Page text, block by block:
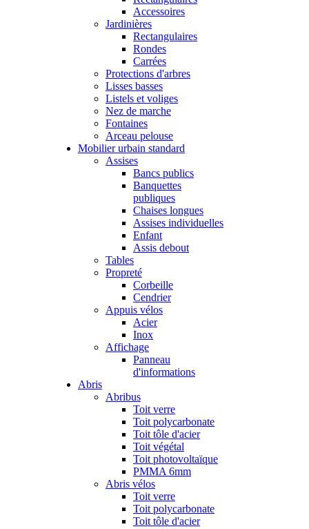
Accessoires
Jardinières
Rectangulaires
Rondes
Carrées
Protections d'arbres
Lisses basses
Listels et voliges
Nez de marche
Fontaines
Arceau pelouse
Mobilier urbain standard
Assises
Bancs publics
Banquettes
publiques
Chaises longues
Assises individuelles
Enfant
Assis debout
Tables
Propreté
Corbeille
Cendrier
Appuis vélos
Acier
Inox
Affichage
Panneau
d'informations
Abris
Abribus
Toit verre
Toit polycarbonate
Toit tôle d'acier
Toit végétal
Toit photovoltaïque
PMMA 6mm
Abris vélos
Toit verre
Toit polycarbonate
Toit tôle d'acier